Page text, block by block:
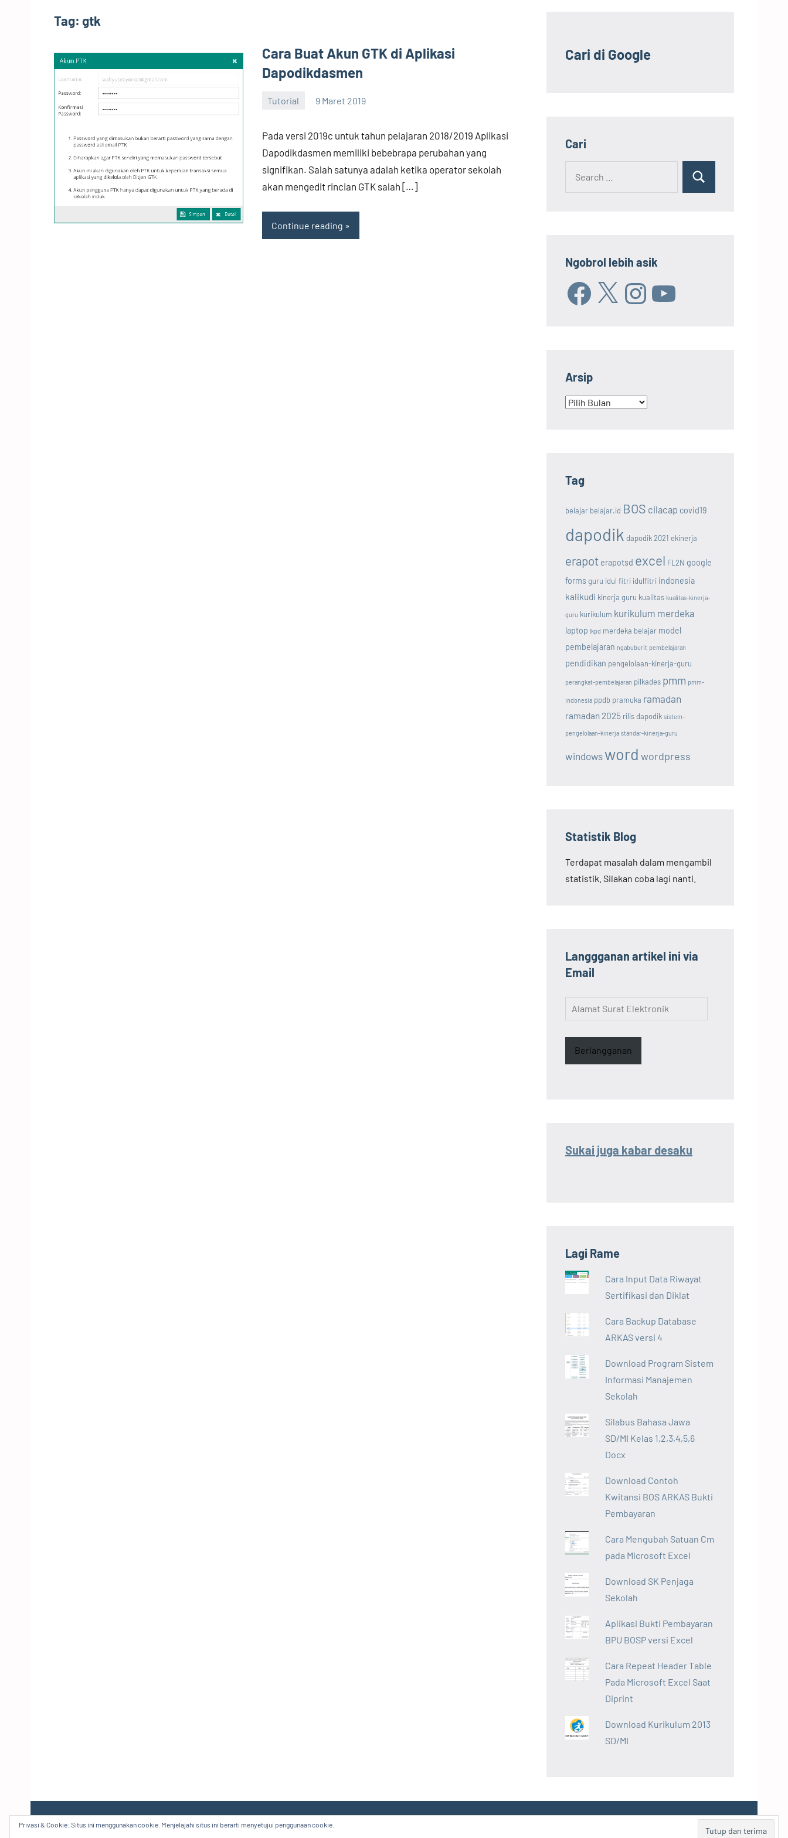
Tag: gtk
Cara Buat Akun GTK di Aplikasi
Dapodikdasmen
Tutorial 9 Maret 2019
Pada versi 2019c untuk tahun pelajaran 2018/2019 Aplikasi
Dapodikdasmen memiliki bebebrapa perubahan yang
signifikan. Salah satunya adalah ketika operator sekolah
akan mengedit rincian GTK salah […]
Continue reading
Cari di Google
Cari
Search
Ngobrol lebih asik
Facebook InstagramYouTube
Arsip
Arsip
Tag
belajar belajar.id BOS cilacap covid19
dapodik dapodik 2021 ekinerja
erapot erapotsd excel FL2N google
forms guru idul fitri idulfitri indonesia
kalikudi kinerja guru kualitas kualitas-kinerja-
guru kurikulum kurikulum merdeka
laptop lkpd merdeka belajar model
pembelajaran ngabuburit pembelajaran
pendidikan pengelolaan-kinerja-guru
perangkat-pembelajaran pilkades pmm pmm-
indonesia ppdb pramuka ramadan
ramadan 2025 rilis dapodik sistem-
pengelolaan-kinerja standar-kinerja-guru
windows word wordpress
Statistik Blog
Terdapat masalah dalam mengambil
statistik. Silakan coba lagi nanti.
Langgganan artikel ini via
Email
Alamat
Surat
Elektronik
Berlangganan
Sukai juga kabar desaku
Lagi Rame
Cara Input Data Riwayat
Sertifikasi dan Diklat
Cara Backup Database
ARKAS versi 4
Download Program Sistem
Informasi Manajemen
Sekolah
Silabus Bahasa Jawa
SD/MI Kelas 1,2,3,4,5,6
Docx
Download Contoh
Kwitansi BOS ARKAS Bukti
Pembayaran
Cara Mengubah Satuan Cm
pada Microsoft Excel
Download SK Penjaga
Sekolah
Aplikasi Bukti Pembayaran
BPU BOSP versi Excel
Cara Repeat Header Table
Pada Microsoft Excel Saat
Diprint
Download Kurikulum 2013
SD/MI
Blog edukasi dan referensi perjalanan hidup namun bukan seperti kisah-kisah pada drama korea
Privasi & Cookie: Situs ini menggunakan cookie. Menjelajahi situs ini berarti menyetujui penggunaan cookie.